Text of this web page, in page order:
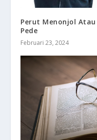
Perut Menonjol
Pede
Februari 23, 2024